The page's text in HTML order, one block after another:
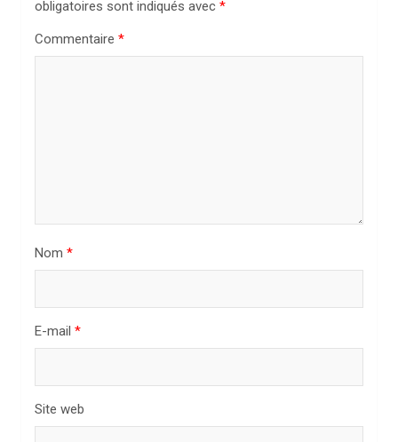
obligatoires sont indiqués avec *
Commentaire *
Nom *
E-mail *
Site web